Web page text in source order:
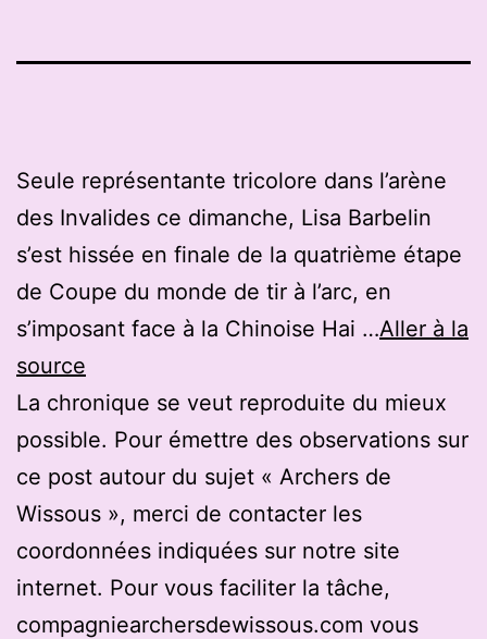
Seule représentante tricolore dans l’arène
des Invalides ce dimanche, Lisa Barbelin
s’est hissée en finale de la quatrième étape
de Coupe du monde de tir à l’arc, en
s’imposant face à la Chinoise Hai …Aller à la
source
La chronique se veut reproduite du mieux
possible. Pour émettre des observations sur
ce post autour du sujet « Archers de
Wissous », merci de contacter les
coordonnées indiquées sur notre site
internet. Pour vous faciliter la tâche,
compagniearchersdewissous.com vous